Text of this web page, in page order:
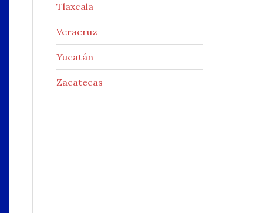
Tlaxcala
Veracruz
Yucatán
Zacatecas